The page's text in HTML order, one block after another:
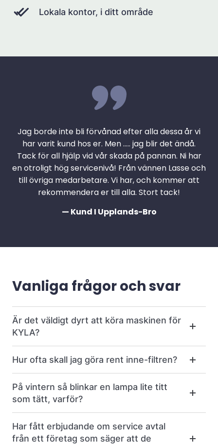
Lokala kontor, i ditt område
Jag borde inte bli förvånad efter alla dessa år vi
har varit kund hos er. Men ….. jag blir det ändå.
Tack för all hjälp vid vår skada på pannan. Ni har
en otroligt hög servicenivå! Från vännen Lasse och
till övriga medarbetare. Vi har, och kommer att
rekommendera er till alla. Stort tack!
— Kund I Upplands-Bro
Vanliga frågor och svar
Är det väldigt dyrt att köra maskinen för
KYLA?
Hur ofta skall jag göra rent inne-filtren?
På vintern så blinkar en lampa lite titt
som tätt, varför?
Har fått erbjudande om service avtal
från ett företag som säger att de